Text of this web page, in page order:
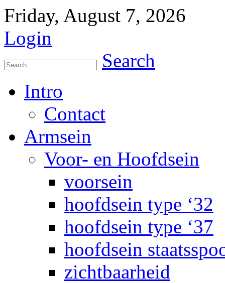
Friday, August 7, 2026
Login
Search
Intro
Contact
Armsein
Voor- en Hoofdsein
voorsein
hoofdsein type ‘32
hoofdsein type ‘37
hoofdsein
zichtbaarheid